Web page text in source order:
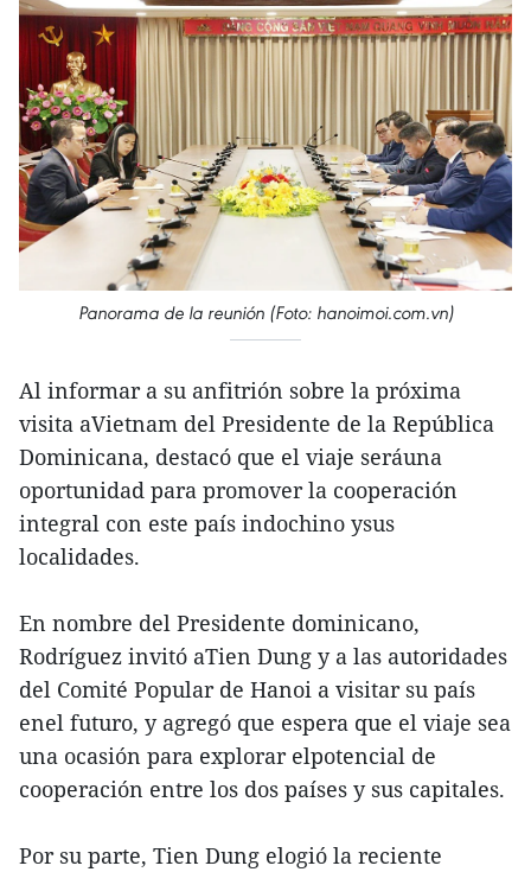
Panorama de la reunión (Foto: hanoimoi.com.vn)
Al informar a su anfitrión sobre la próxima
visita aVietnam del Presidente de la República
Dominicana, destacó que el viaje seráuna
oportunidad para promover la cooperación
integral con este país indochino ysus
localidades.
En nombre del Presidente dominicano,
Rodríguez invitó aTien Dung y a las autoridades
del Comité Popular de Hanoi a visitar su país
enel futuro, y agregó que espera que el viaje sea
una ocasión para explorar elpotencial de
cooperación entre los dos países y sus capitales.
Por su parte, Tien Dung elogió la reciente